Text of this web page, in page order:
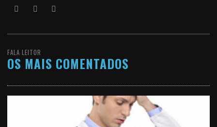
FALA LEITOR
OS MAIS COMENTADOS